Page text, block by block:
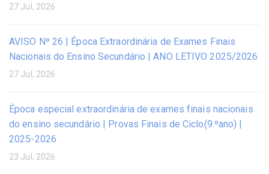
27 Jul, 2026
AVISO Nº 26 | Época Extraordinária de Exames Finais
Nacionais do Ensino Secundário | ANO LETIVO 2025/2026
27 Jul, 2026
Época especial extraordinária de exames finais nacionais
do ensino secundário | Provas Finais de Ciclo(9.ºano) |
2025-2026
23 Jul, 2026